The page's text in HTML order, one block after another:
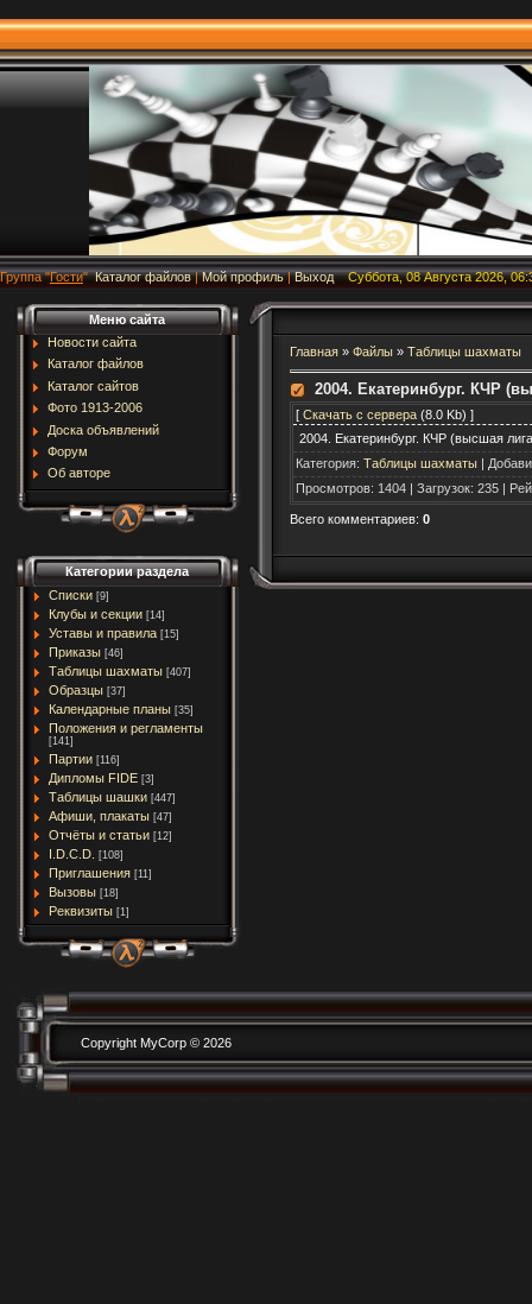
Группа"Гости" Каталог файлов |Мой профиль |Выход Суббота, 08 Августа 2026,
Меню сайта
Новости сайта
Каталог файлов
Каталог сайтов
Фото 1913-2006
Доска объявлений
Форум
Об авторе
Категории раздела
Списки [9]
Клубы и секции [14]
Уставы и правила [15]
Приказы [46]
Таблицы шахматы [407]
Образцы [37]
Календарные планы [35]
Положения и регламенты
[141]
Партии [116]
Дипломы FIDE [3]
Таблицы шашки [447]
Афиши, плакаты [47]
Отчёты и статьи [12]
I.D.C.D. [108]
Приглашения [11]
Вызовы [18]
Реквизиты [1]
Главная » Файлы » Таблицы шахматы
2004. Екатеринбург. КЧР
[ Скачать с сервера (8.0 Kb) ]
2004. Екатеринбург. КЧР (высшая
Категория: Таблицы шахматы |
Просмотров: 1404 | Загрузок: 235 |
Всего комментариев: 0
Copyright MyCorp © 2026